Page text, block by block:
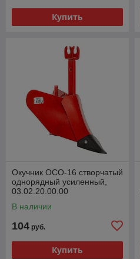
Купить
Окучник ОСО-16 створчатый
однорядный усиленный,
03.02.20.00.00
В наличии
104 руб.
Купить